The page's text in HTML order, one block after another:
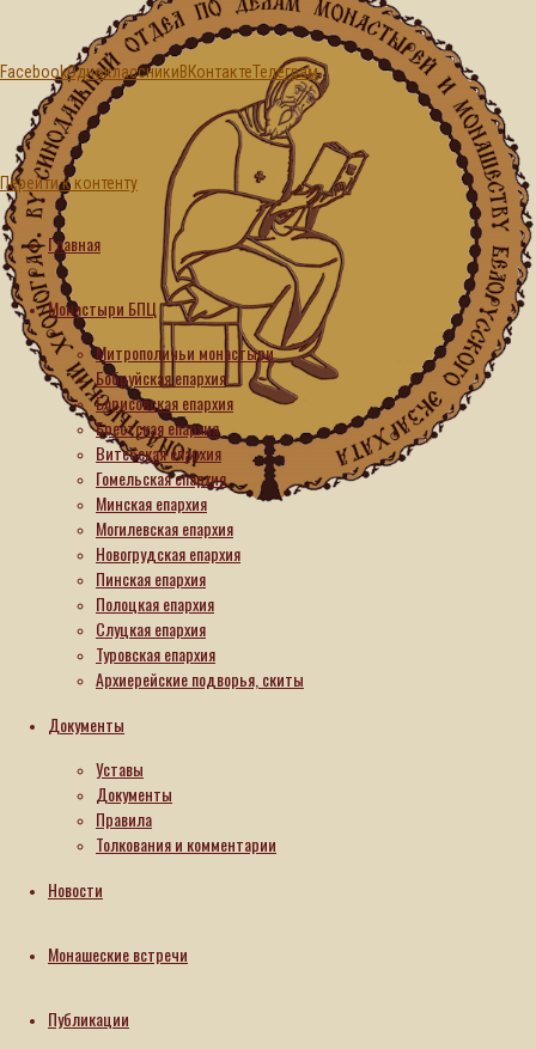
FacebookОдноклассникиВКонтактеТелеграм
Перейти к контенту
Главная
Монастыри БПЦ
Митрополичьи монастыри
Бобруйская епархия
Борисовская епархия
Брестская епархия
Витебская епархия
Гомельская епархия
Минская епархия
Могилевская епархия
Новогрудская епархия
Пинская епархия
Полоцкая епархия
Слуцкая епархия
Туровская епархия
Архиерейские подворья, скиты
Документы
Уставы
Документы
Правила
Толкования и комментарии
Новости
Монашеские встречи
Публикации
Новости
В
библиотеке
Лавришевского
монастыря
обнаружен